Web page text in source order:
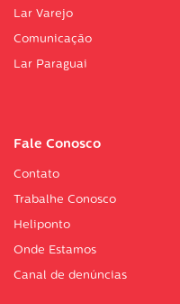
Lar Varejo
Comunicação
Lar Paraguai
Fale Conosco
Contato
Trabalhe Conosco
Heliponto
Onde Estamos
Canal de denúncias